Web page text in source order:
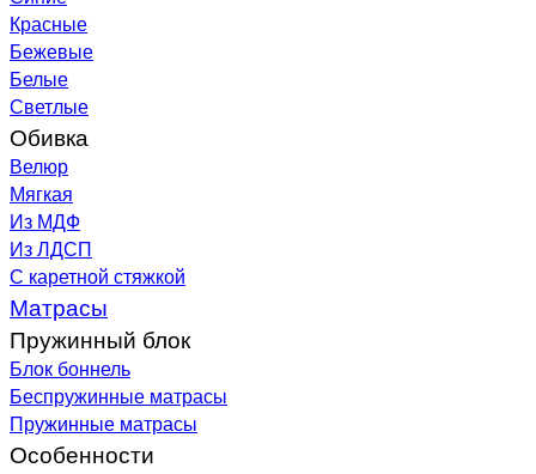
Красные
Бежевые
Белые
Светлые
Обивка
Велюр
Мягкая
Из МДФ
Из ЛДСП
С каретной стяжкой
Матрасы
Пружинный блок
Блок боннель
Беспружинные матрасы
Пружинные матрасы
Особенности